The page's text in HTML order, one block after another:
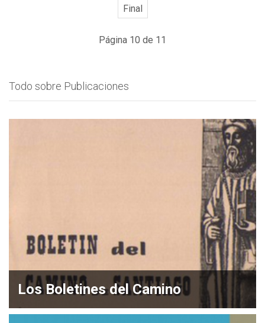
Final
Página 10 de 11
Todo sobre Publicaciones
Los Boletines del Camino